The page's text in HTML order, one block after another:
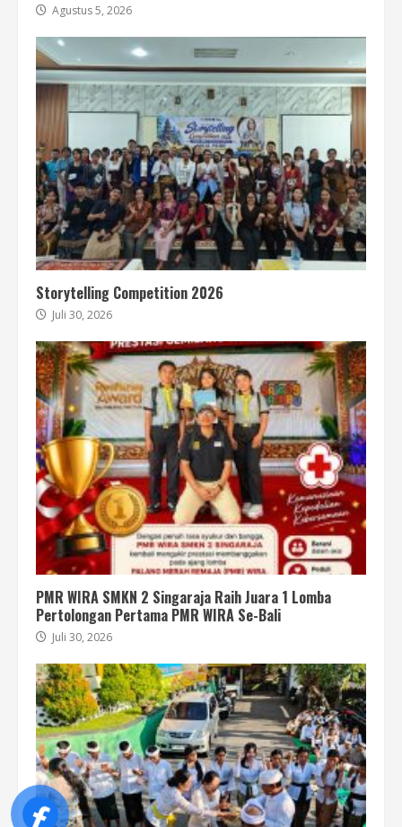
Agustus 5, 2026
Storytelling Competition 2026
Juli 30, 2026
PMR WIRA SMKN 2 Singaraja Raih Juara 1 Lomba
Pertolongan Pertama PMR WIRA Se-Bali
Juli 30, 2026